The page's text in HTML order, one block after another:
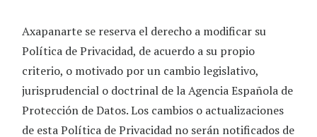
Axapanarte se reserva el derecho a modificar su
Política de Privacidad, de acuerdo a su propio
criterio, o motivado por un cambio legislativo,
jurisprudencial o doctrinal de la Agencia Española de
Protección de Datos. Los cambios o actualizaciones
de esta Política de Privacidad no serán notificados de